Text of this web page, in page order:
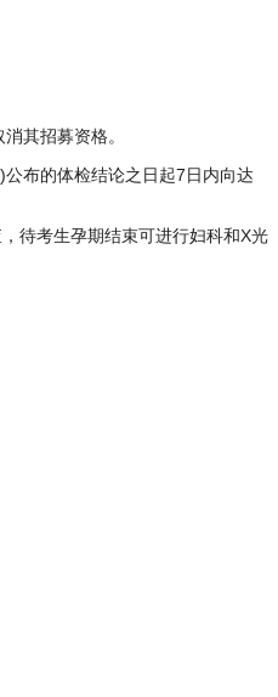
其招募资格。
布的体检结论之日起7日内向达
待考生孕期结束可进行妇科和X光